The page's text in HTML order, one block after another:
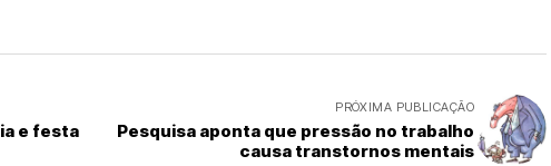
e festa
PRÓXIMA PUBLICAÇÃO
Pesquisa aponta que pressão no trabalho
causa transtornos mentais